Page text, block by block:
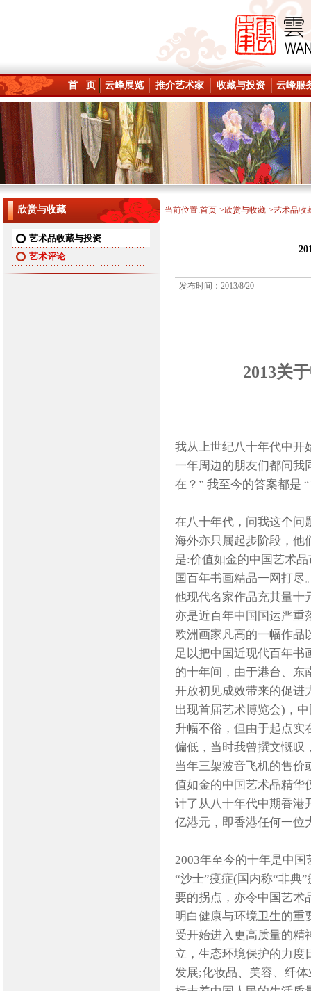
首 页 云峰展览 推介艺术家 收藏与投资 云峰服
欣赏与收藏
艺术品收藏与投资
艺术评论
当前位置:首页->欣赏与收藏->艺术品收
发布时间：2013/8/20
2013关
我从上世纪八十年代中开
一年周边的朋友们都问我
在？” 我至今的答案都是
在八十年代，问我这个问
海外亦只属起步阶段，他
是:价值如金的中国艺术
国百年书画精品一网打尽
他现代名家作品充其量十
亦是近百年中国国运严重
欧洲画家凡高的一幅作品
足以把中国近现代百年书
的十年间，由于港台、东
开放初见成效带来的促进
出现首届艺术博览会)，
升幅不俗，但由于起点实
偏低，当时我曾撰文慨叹
当年三架波音飞机的售价
值如金的中国艺术品精华
计了从八十年代中期香港
亿港元，即香港任何一位
2003年至今的十年是中
“沙士”疫症(国内称“非典
要的拐点，亦令中国艺术
明白健康与环境卫生的重
受开始进入更高质量的精
立，生态环境保护的力度
发展;化妆品、美容、纤